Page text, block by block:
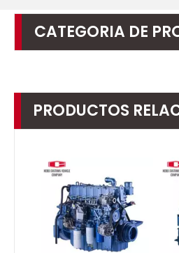
CATEGORIA DE
PRODUCTOS